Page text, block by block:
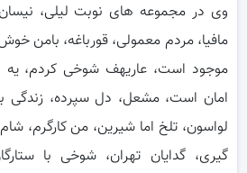
وی در مجموعه های نوبت لیلی،
مافیا، مردم معمولی، قورباغه، بامن
موجود است، عاریهف شوخی کردم، یه
امان است، مشعل، دل سپرده، زندگی
لواسون، تلخ اما شیرین، من کارگرم،
گیری، گدایان تهران، شوخی با